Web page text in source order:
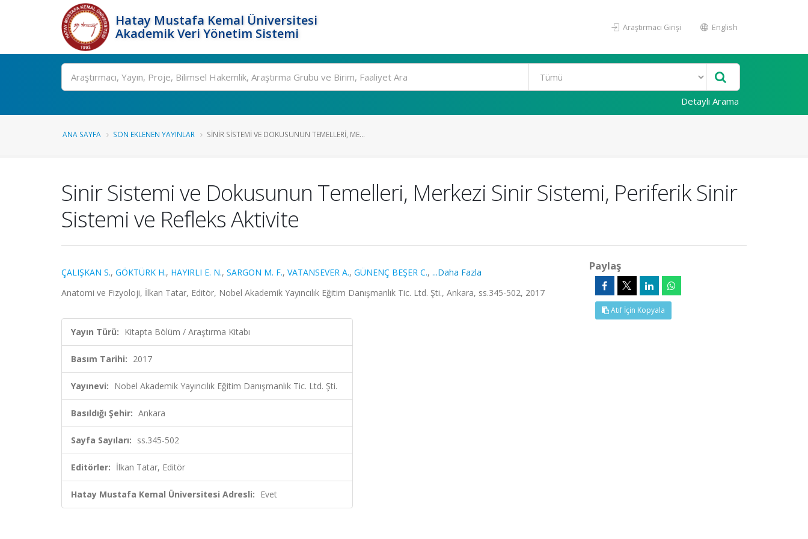
Hatay Mustafa Kemal Üniversitesi
Akademik Veri Yönetim Sistemi
Araştırmacı Girişi English
Ara
Detaylı Arama
ANA SAYFA SON EKLENEN YAYINLAR SINIR SISTEMI VE DOKUSUNUN TEMELLERI, ME...
Sinir Sistemi ve Dokusunun Temelleri, Merkezi Sinir Sistemi, Periferik Sinir
Sistemi ve Refleks Aktivite
ÇALIŞKAN S., GÖKTÜRK H., HAYIRLI E. N., SARGON M. F., VATANSEVER A., GÜNENÇ BEŞER C., ...Daha Fazla
Anatomi ve Fizyoloji, İlkan Tatar, Editör, Nobel Akademik Yayıncılık Eğitim Danışmanlık Tic. Ltd. Şti., Ankara, ss.345-502, 2017
Yayın Türü: Kitapta Bölüm / Araştırma Kitabı
Basım Tarihi: 2017
Yayınevi: Nobel Akademik Yayıncılık Eğitim Danışmanlık Tic. Ltd. Şti.
Basıldığı Şehir: Ankara
Sayfa Sayıları: ss.345-502
Editörler: İlkan Tatar, Editör
Hatay Mustafa Kemal Üniversitesi Adresli: Evet
Paylaş
Atıf İçin Kopyala